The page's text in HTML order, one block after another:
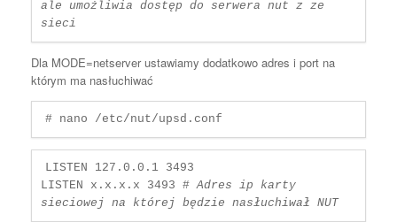
ale umożliwia dostęp do serwera nut z ze
sieci
Dla MODE=netserver ustawiamy dodatkowo adres i port na
którym ma nasłuchiwać
# nano /etc/nut/upsd.conf
LISTEN 127.0.0.1 3493
LISTEN x.x.x.x 3493 # Adres ip karty
sieciowej na której będzie nasłuchiwał NUT